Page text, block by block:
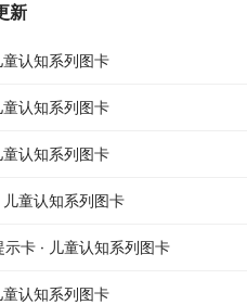
新
童认知系列图卡
童认知系列图卡
童认知系列图卡
儿童认知系列图卡
卡 · 儿童认知系列图卡
童认知系列图卡